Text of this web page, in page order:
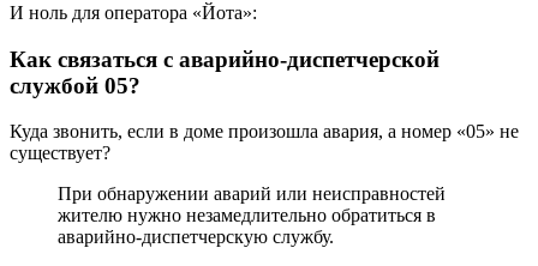
И ноль для оператора «Йота»:
Как связаться с аварийно-диспетчерской
службой 05?
Куда звонить, если в доме произошла авария, а номер «05» не
существует?
При обнаружении аварий или неисправностей
жителю нужно незамедлительно обратиться в
аварийно-диспетчерскую службу.